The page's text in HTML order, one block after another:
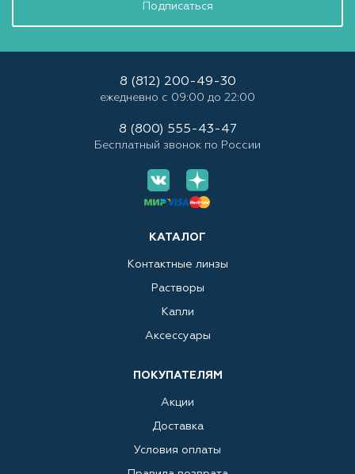
Подписаться
КАТАЛОГ
Контактные линзы
Растворы
Капли
Аксессуары
ПОКУПАТЕЛЯМ
Акции
Доставка
Условия оплаты
8 (812) 200-49-30
ежедневно с 09:00 до 22:00
8 (800) 555-43-47
Бесплатный звонок по России